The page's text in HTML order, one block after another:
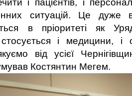
і пацієнтів, і
ситуацій. Це дуже
в пріоритеті як
стосується і медицини, і
від усієї
Костянтин Мегем.